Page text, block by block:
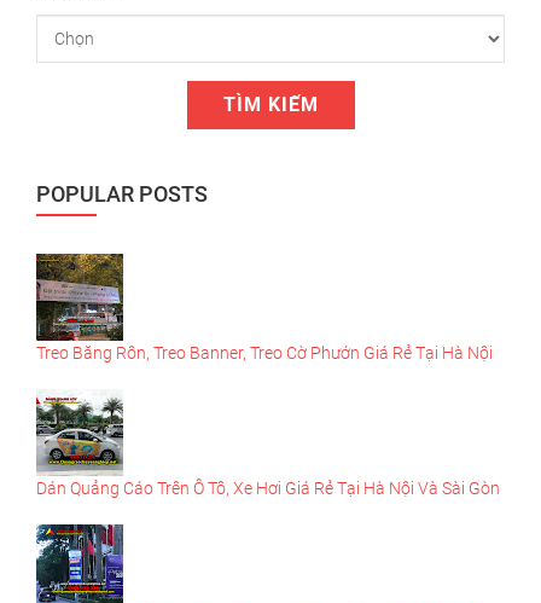
POPULAR POSTS
Treo Băng Rôn, Treo Banner, Treo Cờ Phướn Giá Rẻ Tại Hà Nội
Dán Quảng Cáo Trên Ô Tô, Xe Hơi Giá Rẻ Tại Hà Nội Và Sài Gòn